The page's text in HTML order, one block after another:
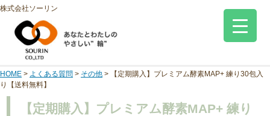
株式会社ソーリン
HOME > よくある質問 > その他 >
【定期購入】プレミアム酵素MAP+ 練り30包入
り【送料無料】
【定期購入】プレミアム酵素MAP+ 練り